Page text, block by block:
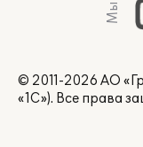
© 2011-2026 АО
«1С»). Все права